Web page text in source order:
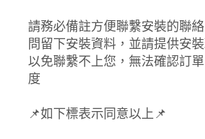
請務必備註方便聯繫安裝的聯
問留下安裝資料，並請提供安
以免聯繫不上您，無法確認訂
度
📌如下標表示同意以上📌